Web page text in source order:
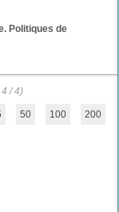
Politiques de
/ 4)
50 100 200